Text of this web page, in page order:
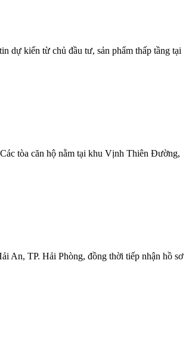
dự kiến từ chủ đầu tư, sản phẩm thấp tầng tại
tòa căn hộ nằm tại khu Vịnh Thiên Đường,
An, TP. Hải Phòng, đồng thời tiếp nhận hồ sơ